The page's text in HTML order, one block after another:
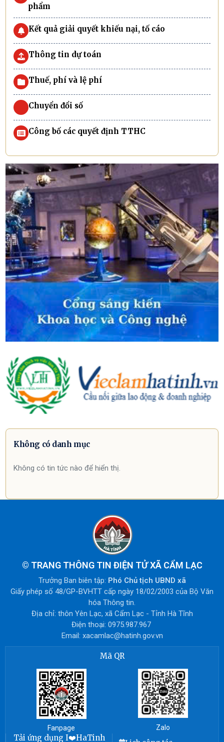
phẩm
Kết quả giải quyết khiếu nại, tố cáo
Thông tin dự toán
Thuế, phí và lệ phí
Chuyển đổi số
Công bố các quyết định TTHC
Không có danh mục
Không có tin tức nào để hiển thị.
© TRANG THÔNG TIN ĐIỆN TỬ XÃ CẨM LẠC
Trưởng Ban biên tập: Phó Chủ tịch UBND xã
Giấy phép số 48/GP-BVHTT cấp ngày 18/02/2003 của Bộ Văn
hóa Thông tin.
Địa chỉ: thôn Yên Lạc, xã Cẩm Lạc - Tỉnh Hà Tĩnh
Điện thoại: 0975.987.967
Email: xacamlac@hatinh.gov.vn
Mã QR
Fanpage Zalo
Tải ứng dụng I❤️HaTinh